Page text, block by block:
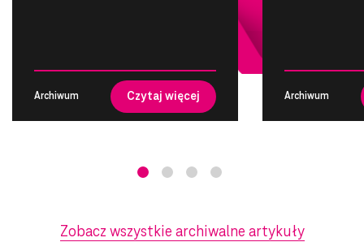
Archiwum Czytaj więcej Archiwum
Zobacz wszystkie archiwalne artykuły